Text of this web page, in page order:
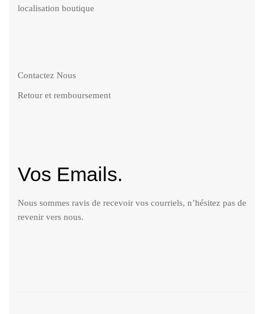
localisation boutique
Contactez Nous
Retour et remboursement
Vos Emails.
Nous sommes ravis de recevoir vos courriels, n’hésitez pas de
revenir vers nous.